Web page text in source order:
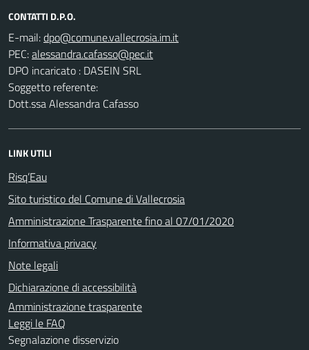
CONTATTI D.P.O.
E-mail:
PEC:
DPO incaricato : DASEIN SRL
Soggetto referente:
Dott.ssa Alessandra Cafasso
LINK UTILI
Risq’Eau
Sito turistico del Comune di Vallecrosia
Amministrazione Trasparente fino al 07/01/2020
Informativa privacy
Note legali
Dichiarazione di accessibilità
Amministrazione trasparente
Leggi le FAQ
Segnalazione disservizio